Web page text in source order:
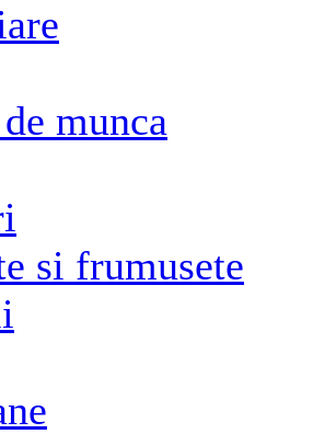
munca
si frumusete